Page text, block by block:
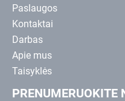
Paslaugos
Kontaktai
Darbas
Apie mus
Taisyklės
PRENUMERUOKITE